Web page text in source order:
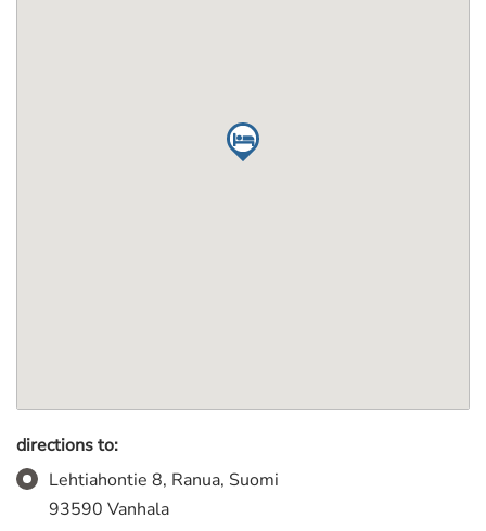
directions to:
Lehtiahontie 8, Ranua, Suomi
93590 Vanhala